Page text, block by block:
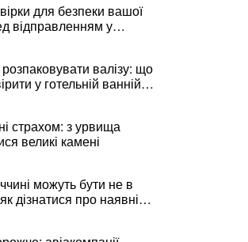
для безпеки вашої
відправленням у
валізу: що
у готельній ванній
мандрівниці
страхом: з урвища
великі камені
можуть бути не в
дізнатися про наявні